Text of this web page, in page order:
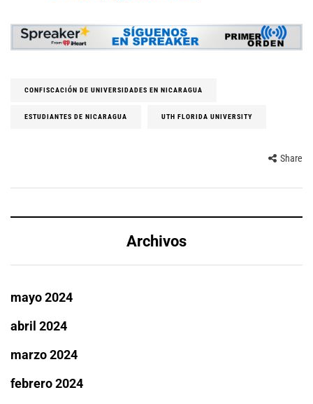
CONFISCACIÓN DE UNIVERSIDADES EN NICARAGUA
ESTUDIANTES DE NICARAGUA UTH FLORIDA UNIVERSITY
Share
Archivos
mayo 2024
abril 2024
marzo 2024
febrero 2024